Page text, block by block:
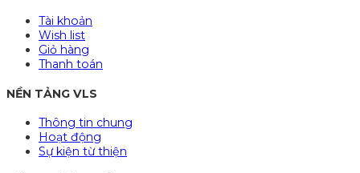
Tài khoản
Wish list
Giỏ hàng
Thanh toán
NỀN TẢNG VLS
Thông tin chung
Hoạt động
Sự kiện từ thiện